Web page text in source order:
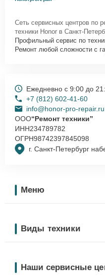
Сеть сервисных центров по
техники Honor в Санкт-
Профильный сервис по
Ремонт любой сложности с
г. Санкт-Петербург
Ежедневно с 9:00 до
+7 (812) 602-41-60
info@honor-pro-repair.ru
ООО“Ремонт техники”
ИНН234789782
ОГРН98742397845098
Меню
Виды техники
Наши сервисные